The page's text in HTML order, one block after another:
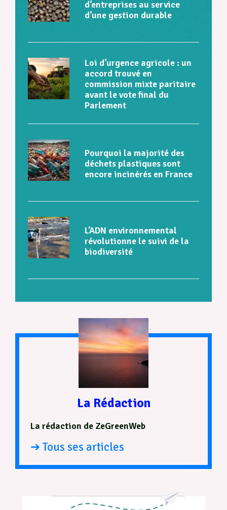
d’entreprises au service
d’une gestion durable
Loi d’urgence agricole : un
accord trouvé en
commission mixte paritaire
avant le vote final du
Parlement
Pourquoi la majorité des
déchets plastiques sont
encore incinérés en France
L’ADN environnemental
révolutionne le suivi de la
biodiversité
La Rédaction
La rédaction de ZeGreenWeb
➔ Tous ses articles